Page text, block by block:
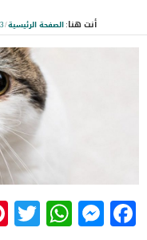
أنت هنا:الصفحة الرئيسية/
Facebook